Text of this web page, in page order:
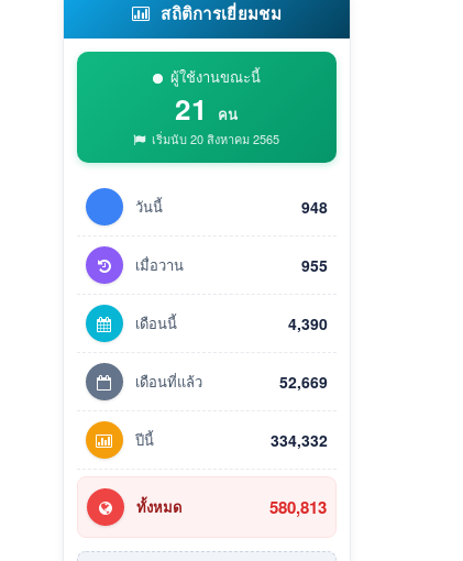
สถิติการเยี่ยมชม
ผู้ใช้งานขณะนี้
21 คน
เริ่มนับ 20 สิงหาคม 2565
วันนี้ 948
เมื่อวาน 955
เดือนนี้ 4,390
เดือนที่แล้ว 52,669
ปีนี้ 334,332
ทั้งหมด 580,813